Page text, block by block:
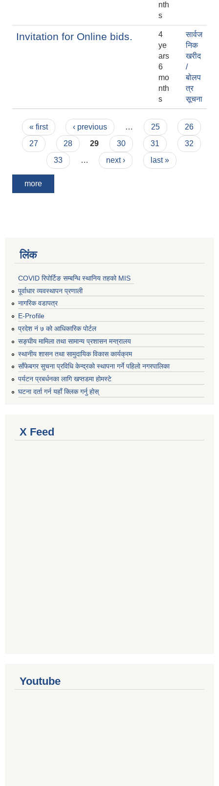
nth
s
Invitation for Online bids.
4
ye
ars
6
mo
nth
s
सार्वज
निक
खरीद
/
बोलप
त्र
सूचना
Pages
« first ‹ previous … 25
26
27
28 29 30 31
32
33
… next › last »
more
लिंक
COVID रिपोर्टिङ सम्बन्धि स्थानिय तहको MIS
पूर्वाधार व्यवस्थापन प्रणाली
नागरिक वडापत्र
E-Profile
प्रदेश नं ७ को आधिकारिक पोर्टल
सङ्घीय मामिला तथा सामान्य प्रशासन मन्त्रालय
स्थानीय शासन तथा सामुदायिक विकास कार्यक्रम
साँफेबगर सुचना प्रविधि केन्द्रको स्थापना गर्ने पहिलो नगरपालिका
पर्यटन प्रबर्धनका लागि खप्तडमा होमस्टे
घटना दर्ता गर्न यहाँ क्लिक गर्नु होस्
X Feed
Youtube